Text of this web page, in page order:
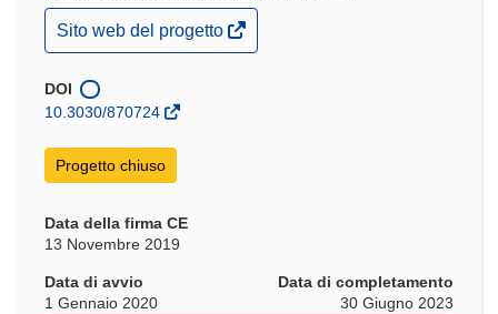
(si
apre
una
nuova
Sito web del progetto
DOI
10.3030/870724
Progetto chiuso
Data della firma CE
13 Novembre 2019
Data di avvio
1 Gennaio 2020
Data di completamento
30 Giugno 2023